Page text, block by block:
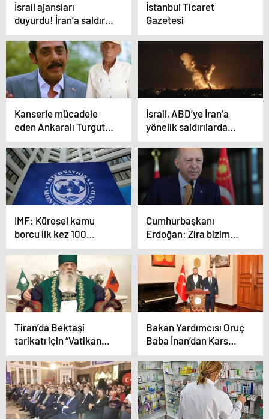
İsrail ajansları
duyurdu! İran’a saldırı
planı onaylandı
İstanbul Ticaret
Gazetesi
Kanserle mücadele
eden Ankaralı Turgut:
“Evlatlıktan reddettim”
İsrail, ABD’ye İran’a
yönelik saldırılarda
nükleer ve petrol
tesislerini hedef
almayacağına dair
güvence verdi
IMF: Küresel kamu
borcu ilk kez 100
trilyon doları aşacak
Cumhurbaşkanı
Erdoğan: Zira bizim
siyaset anlayışımızda
yol medeniyettir
Tiran’da Bektaşi
tarikatı için “Vatikan
Benzeri Devlet” talebi
Bakan Yardımcısı Oruç
Baba İnan’dan Kars
Valisi Ziya Polat’a
ziyaret